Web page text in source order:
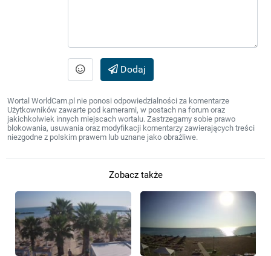
Dodaj
Wortal WorldCam.pl nie ponosi odpowiedzialności za komentarze
Użytkowników zawarte pod kamerami, w postach na forum oraz
jakichkolwiek innych miejscach wortalu. Zastrzegamy sobie prawo
blokowania, usuwania oraz modyfikacji komentarzy zawierających treści
niezgodne z polskim prawem lub uznane jako obraźliwe.
Zobacz także